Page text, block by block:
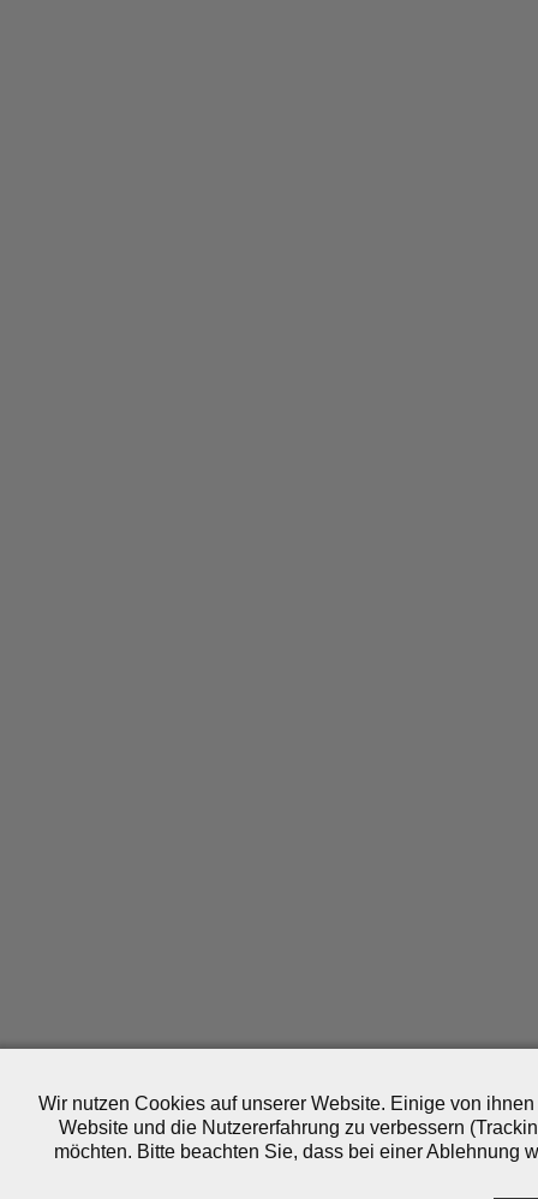
Wir nutzen Cookies auf unserer Website. Einige von
Website und die Nutzererfahrung zu verbessern
möchten. Bitte beachten Sie, dass bei einer Ablehnung